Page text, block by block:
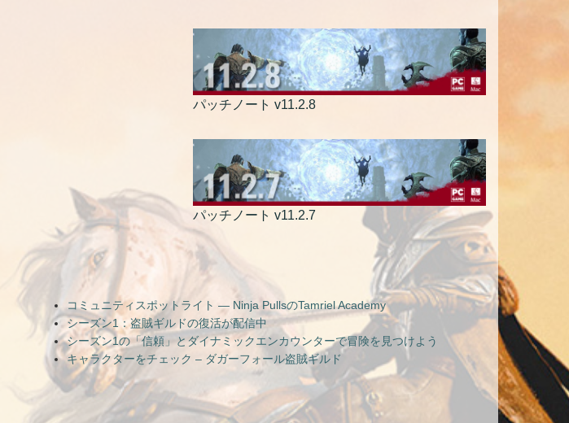
パッチノート v11.2.8
パッチノート v11.2.7
コミュニティスポットライト — Ninja PullsのTamriel Academy
シーズン1：盗賊ギルドの復活が配信中
シーズン1の「信頼」とダイナミックエンカウンターで冒険を見つけよう
キャラクターをチェック – ダガーフォール盗賊ギルド